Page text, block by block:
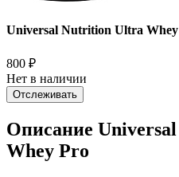
Universal Nutrition Ultra Whey
800 ₽
Нет в наличии
Отслеживать
Описание
Whey Pro